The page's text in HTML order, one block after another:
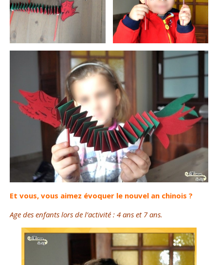
Et vous, vous aimez évoquer le nouvel an chinois ?
Age des enfants lors de l’activité : 4 ans et 7 ans.